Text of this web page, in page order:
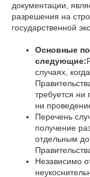
документации,
разрешения на
государственной
Основные
следующие:
случаях,
требуется ни
ни
Перечень
получение
отдельным
Независимо